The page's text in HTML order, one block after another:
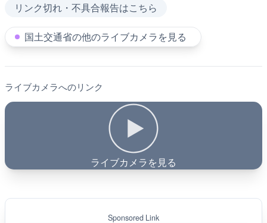
リンク切れ・不具合報告はこちら
国土交通省の他のライブカメラを見る
ライブカメラへのリンク
ライブカメラを見る
Sponsored Link